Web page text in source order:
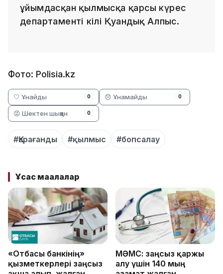
ұйымдасқан қылмысқа қарсы күрес
департаменті өкілі Қуандық Алпыс.
Фото: Polisia.kz
🤍 Ұнайды 0 😞 Ұнамайды 0
😡 Шектен шыққан 0
#Қарағанды #қылмыс #бопсалау
Ұқсас мақалалар
«Отбасы банкінің»
қызметкерлері заңсыз
МӘМС: заңсыз қаржы
алу үшін 140 мың